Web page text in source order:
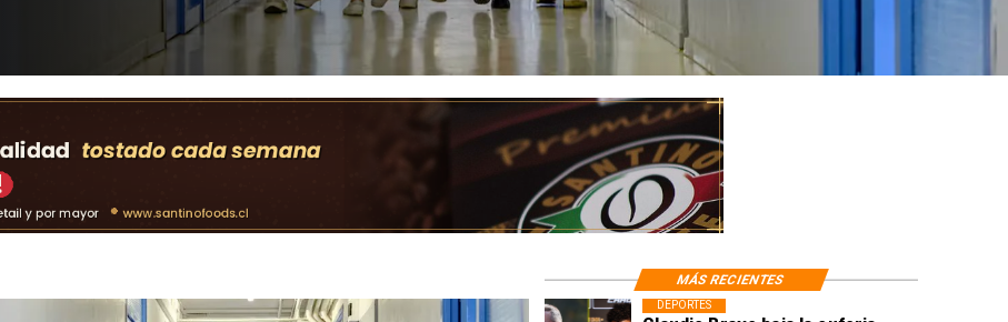
DEPORTES
MÁS RECIENTES